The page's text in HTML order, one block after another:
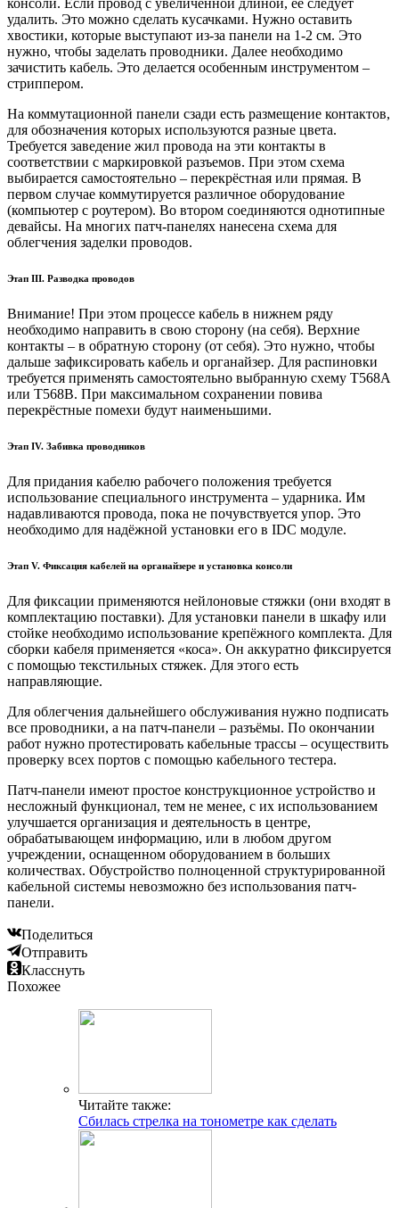
консоли. Если провод с увеличенной длиной, её следует
удалить. Это можно сделать кусачками. Нужно оставить
хвостики, которые выступают из-за панели на 1-2 см. Это
нужно, чтобы заделать проводники. Далее необходимо
зачистить кабель. Это делается особенным инструментом –
стриппером.
На коммутационной панели сзади есть размещение контактов,
для обозначения которых используются разные цвета.
Требуется заведение жил провода на эти контакты в
соответствии с маркировкой разъемов. При этом схема
выбирается самостоятельно – перекрёстная или прямая. В
первом случае коммутируется различное оборудование
(компьютер с роутером). Во втором соединяются однотипные
девайсы. На многих патч-панелях нанесена схема для
облегчения заделки проводов.
Этап III. Разводка проводов
Внимание! При этом процессе кабель в нижнем ряду
необходимо направить в свою сторону (на себя). Верхние
контакты – в обратную сторону (от себя). Это нужно, чтобы
дальше зафиксировать кабель и органайзер. Для распиновки
требуется применять самостоятельно выбранную схему Т568А
или Т568В. При максимальном сохранении повива
перекрёстные помехи будут наименьшими.
Этап IV. Забивка проводников
Для придания кабелю рабочего положения требуется
использование специального инструмента – ударника. Им
надавливаются провода, пока не почувствуется упор. Это
необходимо для надёжной установки его в IDC модуле.
Этап V. Фиксация кабелей на органайзере и установка консоли
Для фиксации применяются нейлоновые стяжки (они входят в
комплектацию поставки). Для установки панели в шкафу или
стойке необходимо использование крепёжного комплекта. Для
сборки кабеля применяется «коса». Он аккуратно фиксируется
с помощью текстильных стяжек. Для этого есть
направляющие.
Для облегчения дальнейшего обслуживания нужно подписать
все проводники, а на патч-панели – разъёмы. По окончании
работ нужно протестировать кабельные трассы – осуществить
проверку всех портов с помощью кабельного тестера.
Патч-панели имеют простое конструкционное устройство и
несложный функционал, тем не менее, с их использованием
улучшается организация и деятельность в центре,
обрабатывающем информацию, или в любом другом
учреждении, оснащенном оборудованием в больших
количествах. Обустройство полноценной структурированной
кабельной системы невозможно без использования патч-
панели.
Поделиться
Отправить
Класснуть
Похожее
Читайте также:
Сбилась стрелка на тонометре как сделать